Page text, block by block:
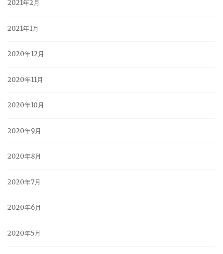
2021年2月
2021年1月
2020年12月
2020年11月
2020年10月
2020年9月
2020年8月
2020年7月
2020年6月
2020年5月